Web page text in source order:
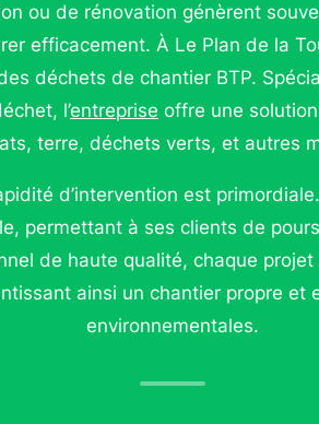
ou de rénovation génèrent
efficacement. À Le Plan de la
déchets de chantier BTP.
l’entreprise offre une
terre, déchets verts, et autres
d’intervention est
permettant à ses clients de
de haute qualité, chaque
ainsi un chantier propre et
environnementales.